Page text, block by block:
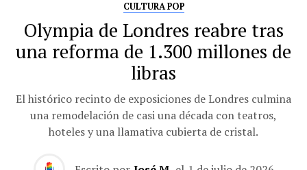
CULTURA POP
Olympia de Londres reabre tras
una reforma de 1.300 millones de
libras
El histórico recinto de exposiciones de Londres culmina
una remodelación de casi una década con teatros,
hoteles y una llamativa cubierta de cristal.